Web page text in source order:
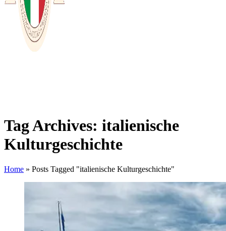
Tag Archives: italienische
Kulturgeschichte
Home » Posts Tagged "italienische Kulturgeschichte"